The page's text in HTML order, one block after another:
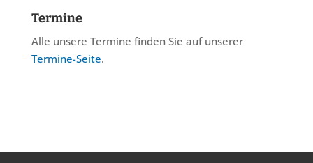
Termine
Alle unsere Termine finden Sie auf unserer
Termine-Seite.